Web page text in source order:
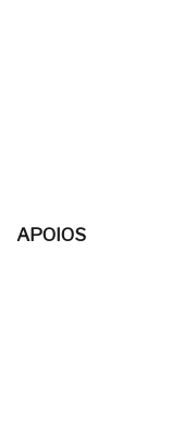
APOIOS